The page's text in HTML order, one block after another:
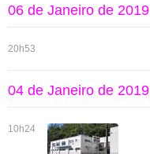
06 de Janeiro de 2019
20h53
04 de Janeiro de 2019
10h24